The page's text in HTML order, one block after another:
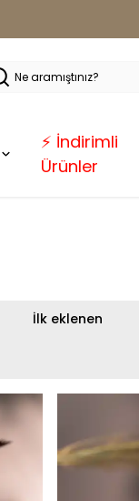
⚡ İndirimli
Ürünler
İlk eklenen